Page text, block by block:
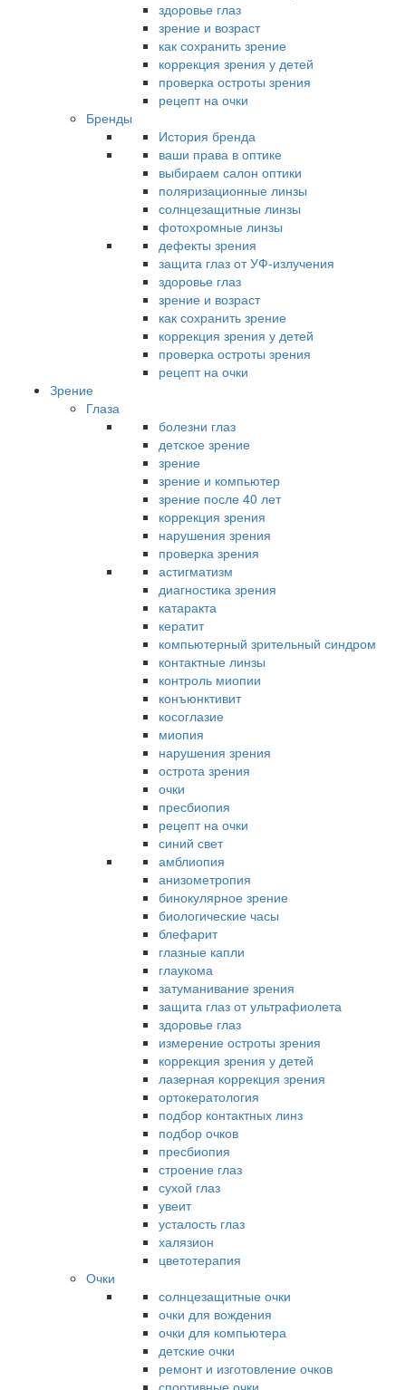
здоровье глаз
зрение и возраст
как сохранить зрение
коррекция зрения у детей
проверка остроты зрения
рецепт на очки
Бренды
История бренда
ваши права в оптике
выбираем салон оптики
поляризационные линзы
солнцезащитные линзы
фотохромные линзы
дефекты зрения
защита глаз от УФ-излучения
здоровье глаз
зрение и возраст
как сохранить зрение
коррекция зрения у детей
проверка остроты зрения
рецепт на очки
Зрение
Глаза
болезни глаз
детское зрение
зрение
зрение и компьютер
зрение после 40 лет
коррекция зрения
нарушения зрения
проверка зрения
астигматизм
диагностика зрения
катаракта
кератит
компьютерный зрительный синдром
контактные линзы
контроль миопии
конъюнктивит
косоглазие
миопия
нарушения зрения
острота зрения
очки
пресбиопия
рецепт на очки
синий свет
амблиопия
анизометропия
бинокулярное зрение
биологические часы
блефарит
глазные капли
глаукома
затуманивание зрения
защита глаз от ультрафиолета
здоровье глаз
измерение остроты зрения
коррекция зрения у детей
лазерная коррекция зрения
ортокератология
подбор контактных линз
подбор очков
пресбиопия
строение глаз
сухой глаз
увеит
усталость глаз
халязион
цветотерапия
Очки
солнцезащитные очки
очки для вождения
очки для компьютера
детские очки
ремонт и изготовление очков